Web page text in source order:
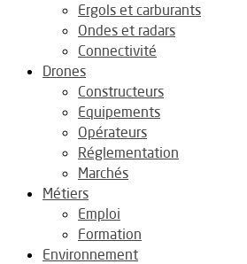
Ergols et carburants
Ondes et radars
Connectivité
Drones
Constructeurs
Equipements
Opérateurs
Réglementation
Marchés
Métiers
Emploi
Formation
Environnement